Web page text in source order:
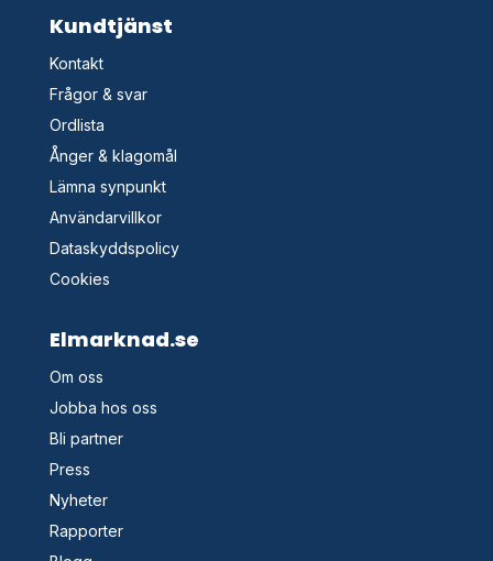
Kundtjänst
Kontakt
Frågor & svar
Ordlista
Ånger & klagomål
Lämna synpunkt
Användarvillkor
Dataskyddspolicy
Cookies
Elmarknad.se
Om oss
Jobba hos oss
Bli partner
Press
Nyheter
Rapporter